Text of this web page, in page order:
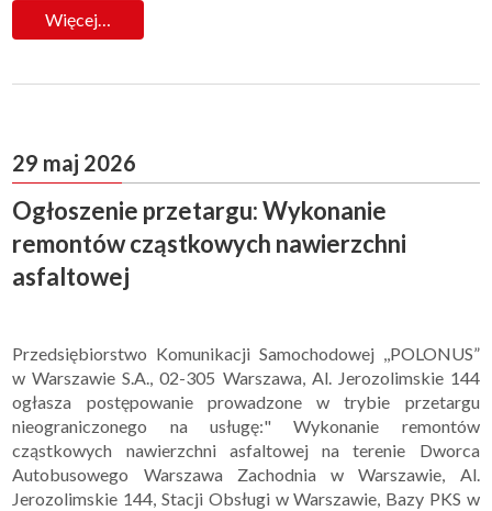
Więcej…
29 maj 2026
Ogłoszenie przetargu: Wykonanie
remontów cząstkowych nawierzchni
asfaltowej
Przedsiębiorstwo Komunikacji Samochodowej ,,POLONUS”
w Warszawie S.A., 02-305 Warszawa, Al. Jerozolimskie 144
ogłasza postępowanie prowadzone w trybie przetargu
nieograniczonego na usługę:" Wykonanie remontów
cząstkowych nawierzchni asfaltowej na terenie Dworca
Autobusowego Warszawa Zachodnia w Warszawie, Al.
Jerozolimskie 144, Stacji Obsługi w Warszawie, Bazy PKS w